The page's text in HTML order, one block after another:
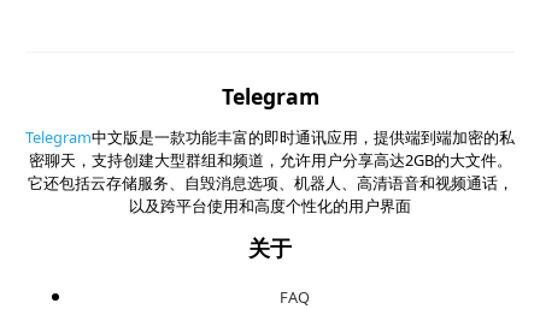
Telegram
Telegram中文版是一款功能丰富的即时通讯应用，提供端到端加密的私
密聊天，支持创建大型群组和频道，允许用户分享高达2GB的大文件。
它还包括云存储服务、自毁消息选项、机器人、高清语音和视频通话，
以及跨平台使用和高度个性化的用户界面
关于
FAQ